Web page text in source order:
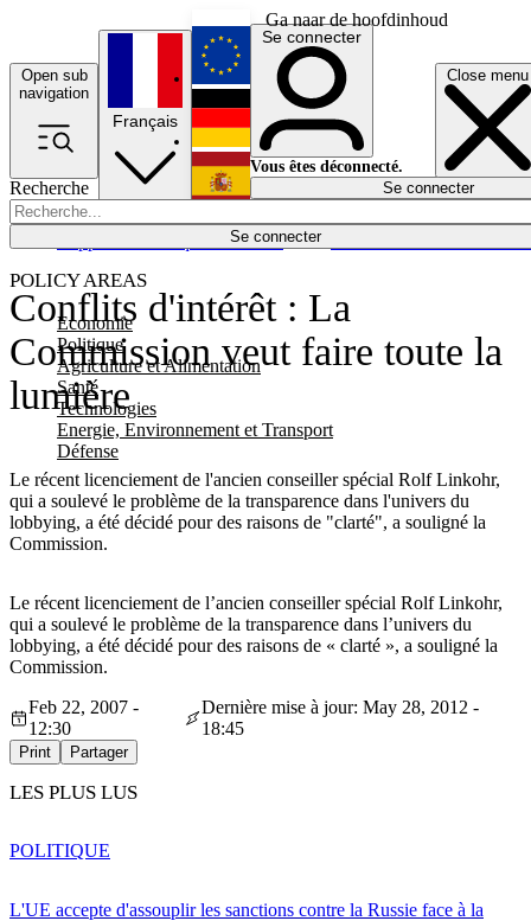
Ga naar de hoofdinhoud
Open sub
navigation
Close menu
Recherche
Se connecter
POLICY AREAS
Economie
Politique
Agriculture et Alimentation
Santé
Technologies
Energie, Environnement et Transport
Défense
Économie
Français
English
Deutsch
Español
Se connecter
Vous êtes déconnecté.
Se connecter
Conflits d'intérêt : La
Commission veut faire toute la
lumière
Le récent licenciement de l'ancien conseiller spécial Rolf Linkohr,
qui a soulevé le problème de la transparence dans l'univers du
lobbying, a été décidé pour des raisons de "clarté", a souligné la
Commission.
Le récent licenciement de l’ancien conseiller spécial Rolf Linkohr,
qui a soulevé le problème de la transparence dans l’univers du
lobbying, a été décidé pour des raisons de « clarté », a souligné la
Commission.
Feb 22, 2007 -
12:30
Dernière mise à jour: May 28, 2012 -
18:45
Print Partager
LES PLUS LUS
L'UE accepte d'assouplir les sanctions contre la Russie face à la
POLITIQUE